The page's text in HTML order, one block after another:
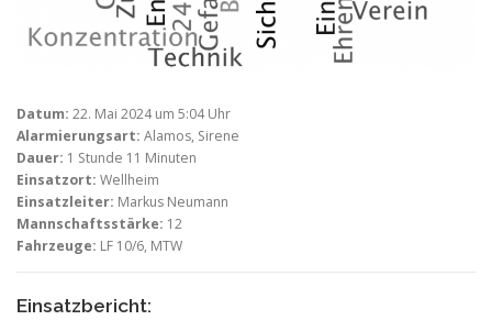
Datum: 22. Mai 2024 um 5:04 Uhr
Alarmierungsart: Alamos, Sirene
Dauer: 1 Stunde 11 Minuten
Einsatzort: Wellheim
Einsatzleiter: Markus Neumann
Mannschaftsstärke: 12
Fahrzeuge: LF 10/6, MTW
Einsatzbericht: